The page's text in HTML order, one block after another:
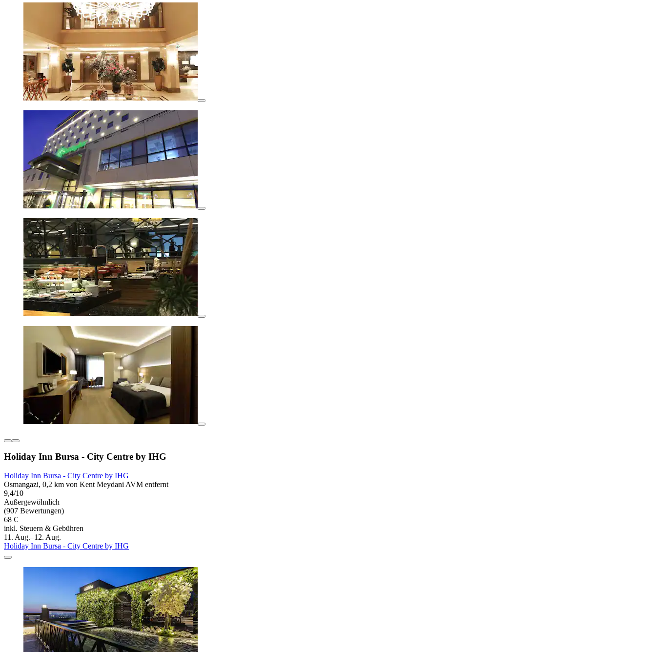
Holiday Inn Bursa - City Centre by IHG
Holiday Inn Bursa - City Centre by IHG
Osmangazi, 0,2 km von Kent Meydani AVM entfernt
9,4/10
Außergewöhnlich
(907 Bewertungen)
68 €
inkl. Steuern & Gebühren
11. Aug.–12. Aug.
Holiday Inn Bursa - City Centre by IHG